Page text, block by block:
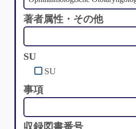
著者属性・その他
SU
SU
事項
収録図書番号